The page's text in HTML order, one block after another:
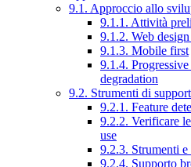
9.1. Approccio allo
9.1.1. Attività
9.1.2. Web
9.1.3. Mobile first
9.1.4.
degradation
9.2. Strumenti di
9.2.1. Feature
9.2.2. Verificare
use
9.2.3. Strumenti e
9.2.4. Supporto